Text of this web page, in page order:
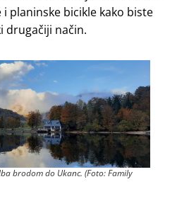
planinske bicikle kako biste
drugačiji način.
brodom do Ukanc. (Foto: Family